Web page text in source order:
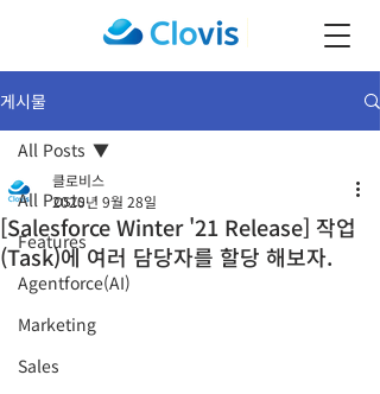
게시물
All Posts
Features
Agentforce(AI)
Marketing
Sales
All Posts
[Salesforce Winter '21 Release] 작업
(Task)에 여러 담당자를 할당 해보자.
클로비스
2020년 9월 28일